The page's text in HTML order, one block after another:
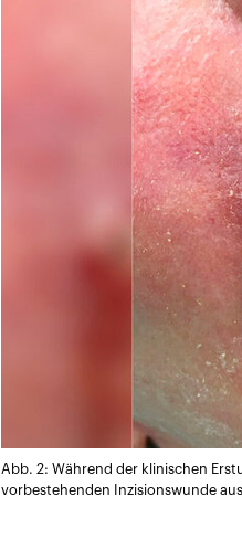
Abb. 2: Während der klinischen
vorbestehenden Inzisionswunde